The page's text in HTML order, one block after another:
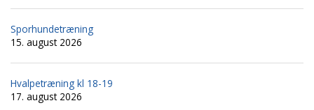
Sporhundetræning
15. august 2026
Hvalpetræning kl 18-19
17. august 2026